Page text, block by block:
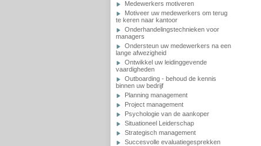
Medewerkers motiveren
Motiveer uw medewerkers om terug
te keren naar kantoor
Onderhandelingstechnieken voor
managers
Ondersteun uw medewerkers na een
lange afwezigheid
Ontwikkel uw leidinggevende
vaardigheden
Outboarding - behoud de kennis
binnen uw bedrijf
Planning management
Project management
Psychologie van de aankoper
Situationeel Leiderschap
Strategisch management
Succesvolle evaluatiegesprekken